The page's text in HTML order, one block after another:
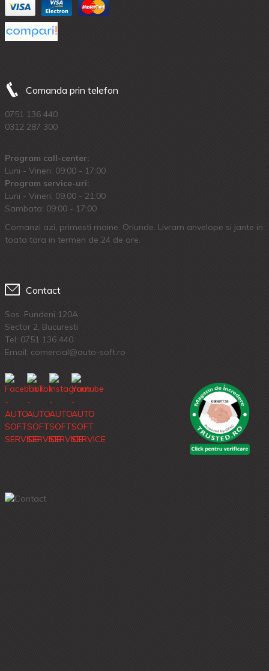
Comanda prin telefon
0751 136 440
0312 287 300
Program call-center:
Luni - Vineri: 09:00 - 17:00
Program service-uri:
Luni - Vineri: 09.00 - 21:00
Sambata: 09:00 - 17:00
Comanzi azi, primesti maine. Oriunde. Livram anvelope si jante in
toata tara in termen de 24 de ore.
Contact
Sos. Fundeni 120A
Sector 2, Bucuresti
Tel: 0751 136 440
Email: comercial@auto-soft.ro